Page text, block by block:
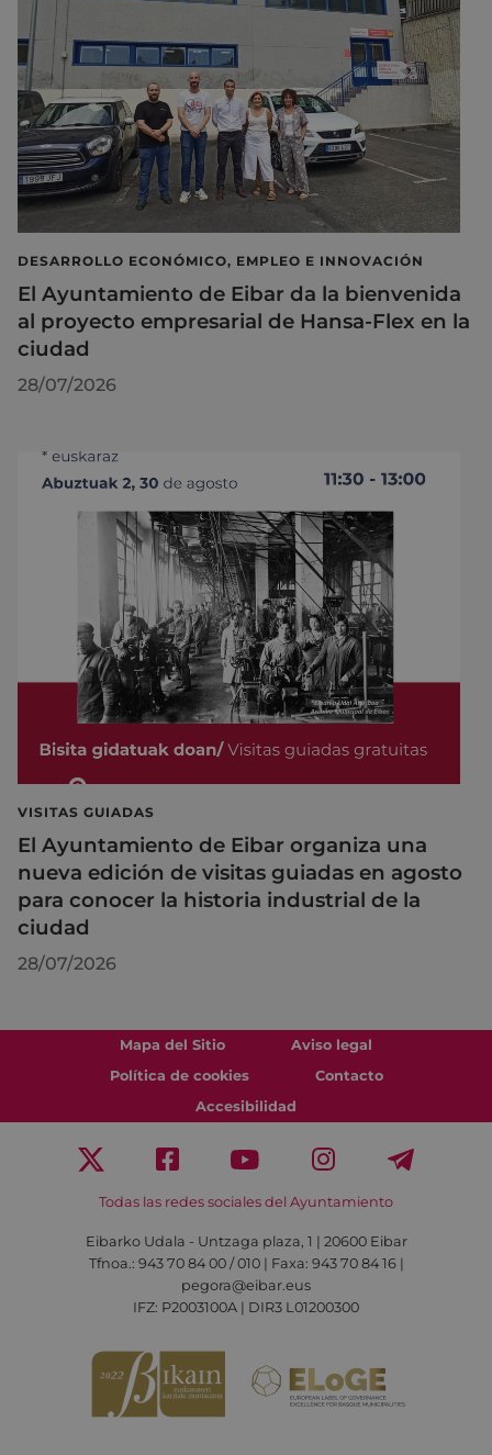
DESARROLLO ECONÓMICO, EMPLEO E INNOVACIÓN
El Ayuntamiento de Eibar da la bienvenida
al proyecto empresarial de Hansa-Flex en la
ciudad
28/07/2026
VISITAS GUIADAS
El Ayuntamiento de Eibar organiza una
nueva edición de visitas guiadas en agosto
para conocer la historia industrial de la
ciudad
28/07/2026
Mapa del Sitio
Aviso legal
Política de cookies
Contacto
Accesibilidad
Todas las redes sociales del Ayuntamiento
Eibarko Udala - Untzaga plaza, 1 | 20600 Eibar
Tfnoa.: 943 70 84 00 / 010 | Faxa: 943 70 84 16 |
pegora@eibar.eus
IFZ: P2003100A | DIR3 L01200300